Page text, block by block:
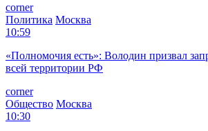
corner
Политика Москва
10:59
«Полномочия есть»: Володин призвал
всей территории РФ
corner
Общество Москва
10:30